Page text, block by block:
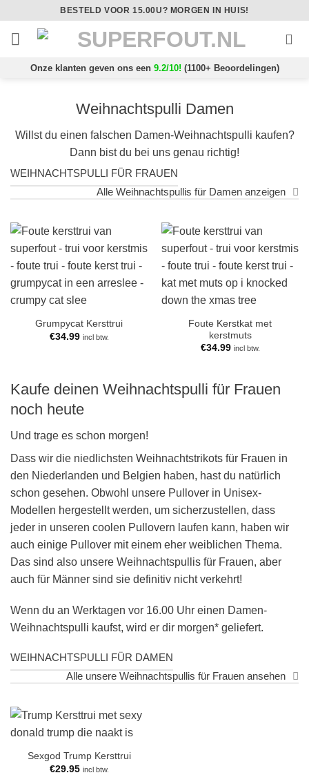
inhoud
BESTELD VOOR 15.00U? MORGEN IN HUIS!
Onze klanten geven ons een 9.2/10! (1100+ Beoordelingen)
Weihnachtspulli Damen
Willst du einen falschen Damen-Weihnachtspulli kaufen?
Dann bist du bei uns genau richtig!
WEIHNACHTSPULLI FÜR FRAUEN
Alle Weihnachtspullis für Damen anzeigen
Grumpycat Kersttrui
€34.99 incl btw.
Foute Kerstkat met
kerstmuts
€34.99 incl btw.
Kaufe deinen Weihnachtspulli für Frauen
noch heute
Und trage es schon morgen!
Dass wir die niedlichsten Weihnachtstrikots für Frauen in
den Niederlanden und Belgien haben, hast du natürlich
schon gesehen. Obwohl unsere Pullover in Unisex-
Modellen hergestellt werden, um sicherzustellen, dass
jeder in unseren coolen Pullovern laufen kann, haben wir
auch einige Pullover mit einem eher weiblichen Thema.
Das sind also unsere Weihnachtspullis für Frauen, aber
auch für Männer sind sie definitiv nicht verkehrt!
Wenn du an Werktagen vor 16.00 Uhr einen Damen-
Weihnachtspulli kaufst, wird er dir morgen* geliefert.
WEIHNACHTSPULLI FÜR DAMEN
Alle unsere Weihnachtspullis für Frauen ansehen
Sexgod Trump Kersttrui
€29.95 incl btw.